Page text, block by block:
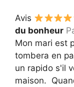
Avis
du bonheur
Mon mari est
tombera en
un rapido s'il
maison.